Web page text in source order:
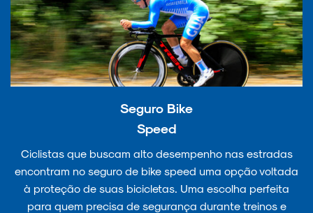
Seguro Bike
Speed
Ciclistas que buscam alto desempenho nas estradas
encontram no seguro de bike speed uma opção voltada
à proteção de suas bicicletas. Uma escolha perfeita
para quem precisa de segurança durante treinos e